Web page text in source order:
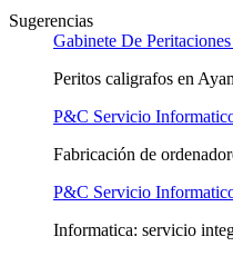
Sugerencias
Gabinete De
Peritos caligrafos en
P&C Servicio
Fabricación de
P&C Servicio
Informatica: servicio